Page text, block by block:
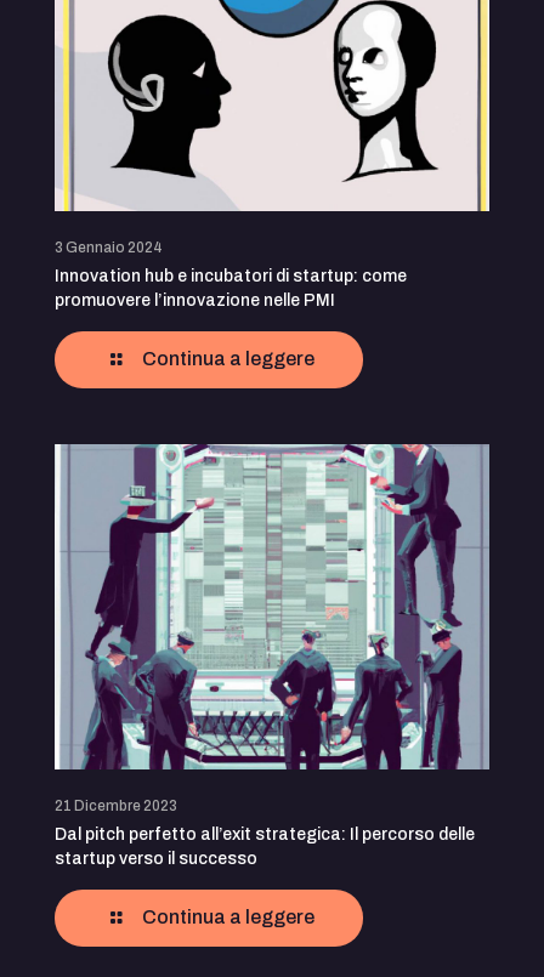
3 Gennaio 2024
Innovation hub e incubatori di startup: come
promuovere l’innovazione nelle PMI
Continua a leggere
21 Dicembre 2023
Dal pitch perfetto all’exit strategica: Il percorso delle
startup verso il successo
Continua a leggere